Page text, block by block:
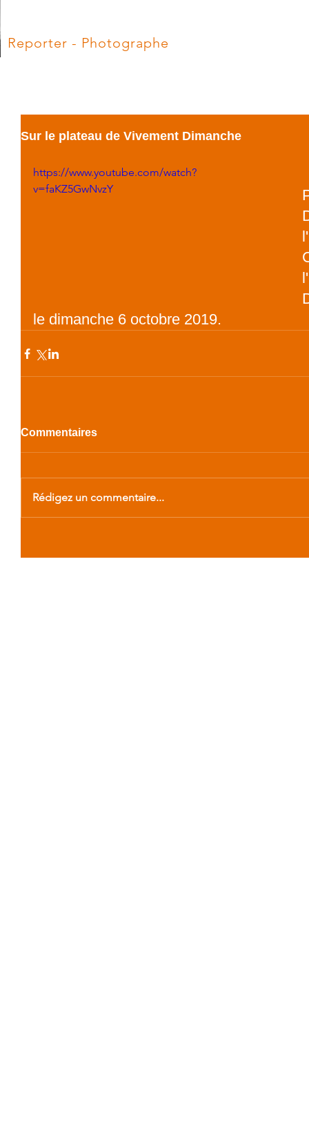
Reporter - Photographe
Sur le plateau de Vivement Dimanche
https://www.youtube.com/watch?
v=faKZ5GwNvzY
le dimanche 6 octobre 2019.
Commentaires
Rédigez un commentaire...